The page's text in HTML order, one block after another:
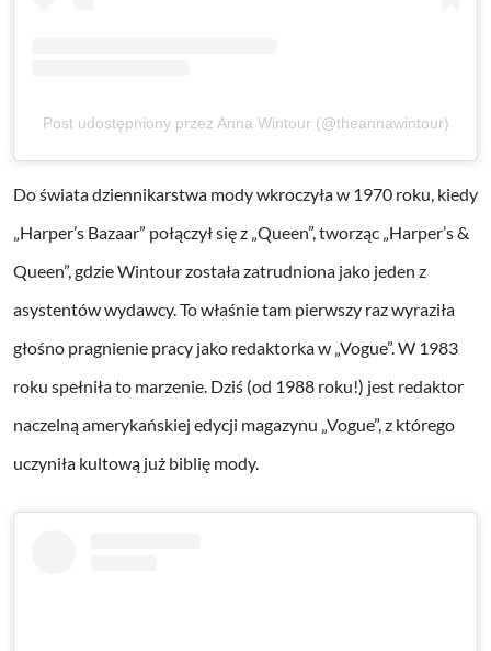
Post udostępniony przez Anna Wintour (@theannawintour)
Do świata dziennikarstwa mody wkroczyła w 1970 roku, kiedy
„Harper’s Bazaar” połączył się z „Queen”, tworząc „Harper’s &
Queen”, gdzie Wintour została zatrudniona jako jeden z
asystentów wydawcy. To właśnie tam pierwszy raz wyraziła
głośno pragnienie pracy jako redaktorka w „Vogue”. W 1983
roku spełniła to marzenie. Dziś (od 1988 roku!) jest redaktor
naczelną amerykańskiej edycji magazynu „Vogue”, z którego
uczyniła kultową już biblię mody.